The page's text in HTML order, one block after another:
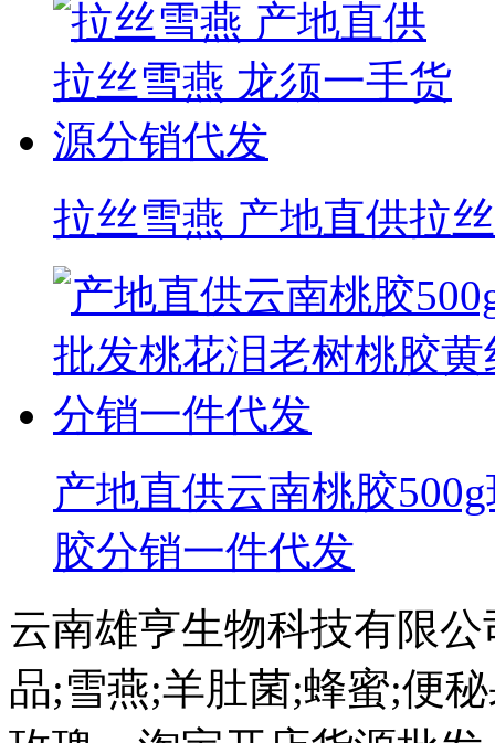
拉丝雪燕 产地直供拉
产地直供云南桃胶
胶分销一件代发
云南雄亨生物科技有限
品;雪燕;羊肚菌;蜂蜜;便